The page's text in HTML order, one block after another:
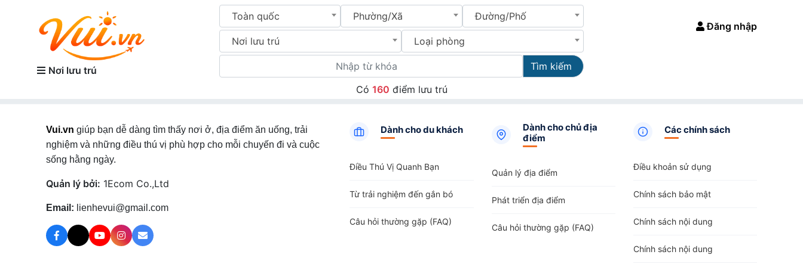
Nơi lưu trú
Toàn quốc Phường/Xã Đường/Phố
Nơi lưu trú Loại phòng
Tìm kiếm
Đăng nhập
Có 160 điểm lưu trú
Vui.vn giúp bạn dễ dàng tìm thấy nơi ở, địa điểm ăn uống, trải
nghiệm và những điều thú vị phù hợp cho mỗi chuyến đi và cuộc
sống hằng ngày.
Quản lý bởi: 1Ecom Co.,Ltd
Email: lienhevui@gmail.com
Dành cho du khách
Điều Thú Vị Quanh Bạn
Từ trải nghiệm đến gắn bó
Câu hỏi thường gặp (FAQ)
Dành cho chủ địa
điểm
Quản lý địa điểm
Phát triển địa điểm
Câu hỏi thường gặp (FAQ)
Các chính sách
Điều khoản sử dụng
Chính sách bảo mật
Chính sách nội dung
Chính sách nội dung